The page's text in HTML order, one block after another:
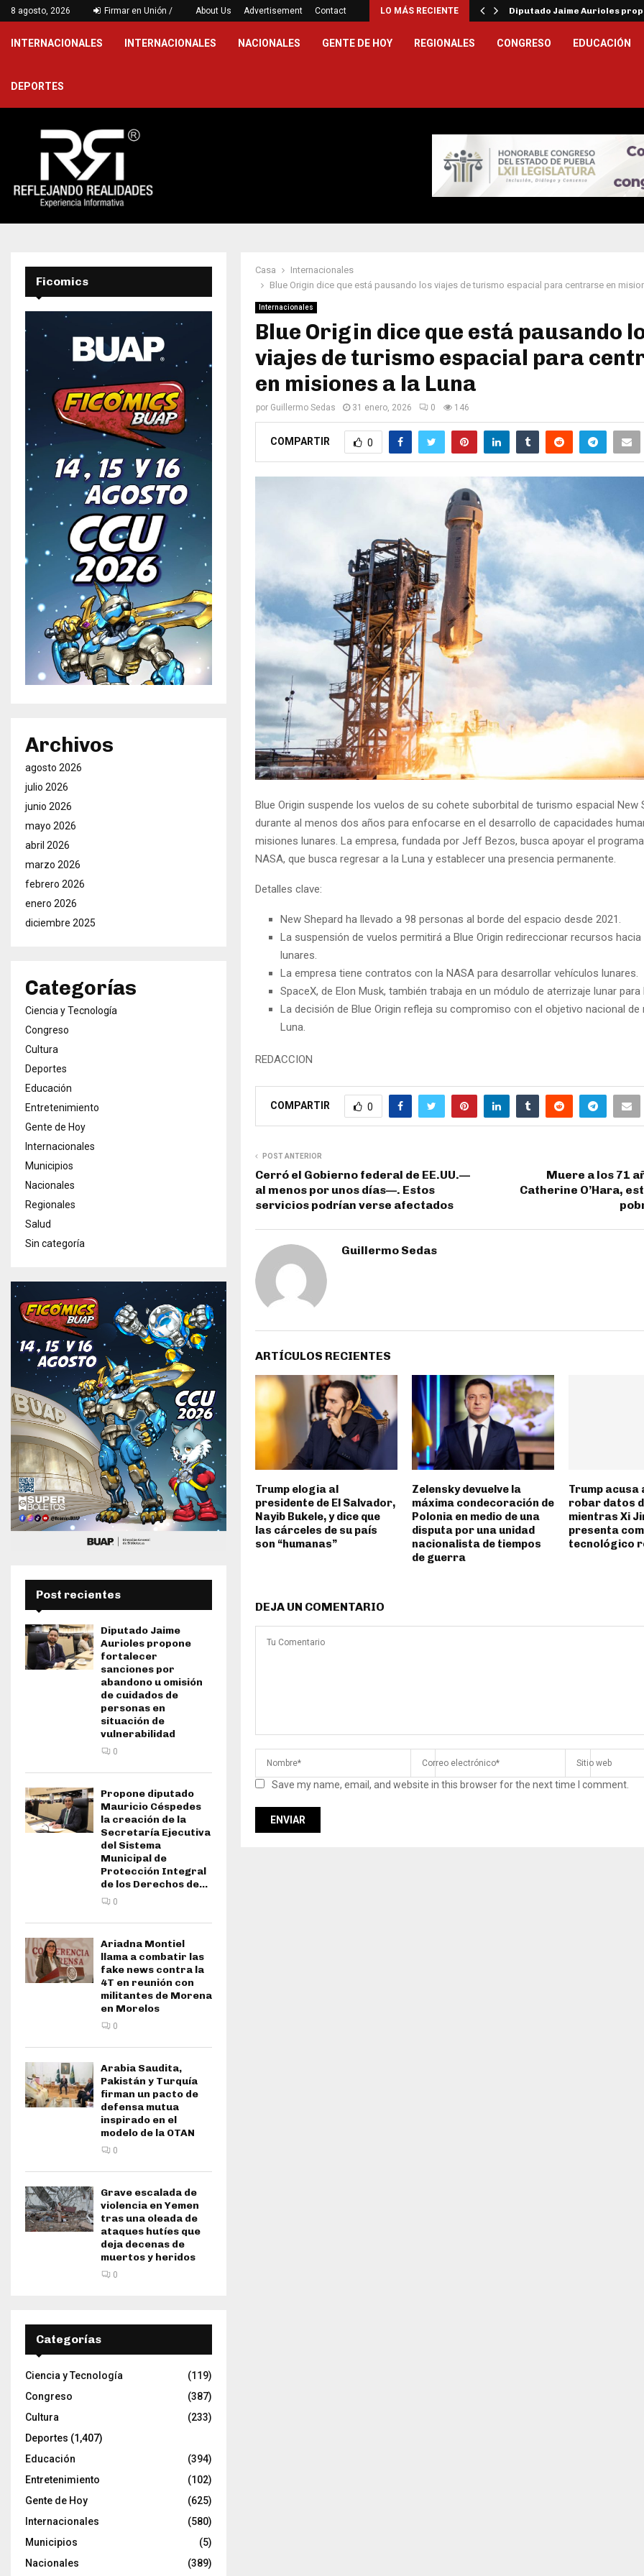
8 agosto, 2026 Firmar en Unión / About Us Advertisement Contact LO MÁS RECIENTE
Victoria jarocha en Puebla para cerrar la… Diputado Jaime Aurioles
INTERNACIONALES INTERNACIONALES NACIONALES GENTE DE HOY REGIONALES CONGRESO EDUCACIÓN
DEPORTES
Casa
Internacionales
Blue Origin dice que está pausando los viajes de turismo espacial para centrarse en
Internacionales
Blue Origin dice que está pausando
viajes de turismo espacial para
en misiones a la Luna
por Guillermo Sedas 31 enero, 2026 0 146
COMPARTIR 0
Blue Origin suspende los vuelos de su cohete suborbital de turismo espacial New
durante al menos dos años para enfocarse en el desarrollo de capacidades
misiones lunares. La empresa, fundada por Jeff Bezos, busca apoyar el
NASA, que busca regresar a la Luna y establecer una presencia permanente.
Detalles clave:
New Shepard ha llevado a 98 personas al borde del espacio desde 2021.
La suspensión de vuelos permitirá a Blue Origin redireccionar recursos
lunares.
La empresa tiene contratos con la NASA para desarrollar vehículos lunares.
SpaceX, de Elon Musk, también trabaja en un módulo de aterrizaje lunar para
La decisión de Blue Origin refleja su compromiso con el objetivo nacional de
Luna.
REDACCION
COMPARTIR 0
POST ANTERIOR
Cerró el Gobierno federal de EE.UU.—
al menos por unos días—. Estos
servicios podrían verse afectados
Muere a los 71
Catherine O’Hara,
Guillermo Sedas
ARTÍCULOS RECIENTES
Trump elogia al
presidente de El Salvador,
Nayib Bukele, y dice que
las cárceles de su país
son “humanas”
Zelensky devuelve la
máxima condecoración de
Polonia en medio de una
disputa por una unidad
nacionalista de tiempos
de guerra
Trump acusa
robar datos
mientras Xi
presenta
tecnológico
DEJA UN COMENTARIO
Save my name, email, and website in this browser for the next time I comment.
Ficomics
Archivos
agosto 2026
julio 2026
junio 2026
mayo 2026
abril 2026
marzo 2026
febrero 2026
enero 2026
diciembre 2025
Categorías
Ciencia y Tecnología
Congreso
Cultura
Deportes
Educación
Entretenimiento
Gente de Hoy
Internacionales
Municipios
Nacionales
Regionales
Salud
Sin categoría
Post recientes
Diputado Jaime
Aurioles propone
fortalecer
sanciones por
abandono u omisión
de cuidados de
personas en
situación de
vulnerabilidad
0
Propone diputado
Mauricio Céspedes
la creación de la
Secretaría Ejecutiva
del Sistema
Municipal de
Protección Integral
de los Derechos de...
0
Ariadna Montiel
llama a combatir las
fake news contra la
4T en reunión con
militantes de Morena
en Morelos
0
Arabia Saudita,
Pakistán y Turquía
firman un pacto de
defensa mutua
inspirado en el
modelo de la OTAN
0
Grave escalada de
violencia en Yemen
tras una oleada de
ataques hutíes que
deja decenas de
muertos y heridos
0
Categorías
Ciencia y Tecnología
(119)
Congreso
(387)
Cultura
(233)
Deportes (1,407)
Educación
(394)
Entretenimiento
(102)
Gente de Hoy
(625)
Internacionales
(580)
Municipios
(5)
Nacionales
(389)